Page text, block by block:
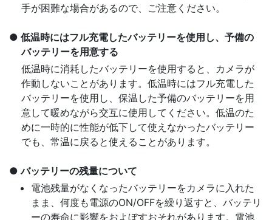
手が困難な場合があるので、ご注意ください。
低温時にはフル充電したバッテリーを使用し、予備の
バッテリーを用意する
低温時に消耗したバッテリーを使用すると、カメラが
作動しないことがあります。低温時にはフル充電した
バッテリーを使用し、保温した予備のバッテリーを用
意して暖めながら交互に使用してください。低温のた
めに一時的に性能が低下して使えなかったバッテリー
でも、常温に戻ると使えることがあります。
バッテリーの残量について
電池残量がなくなったバッテリーをカメラに入れた
まま、何度も電源のON/OFFを繰り返すと、バッテリ
ーの寿命に影響をおよぼすおそれがあります。電池